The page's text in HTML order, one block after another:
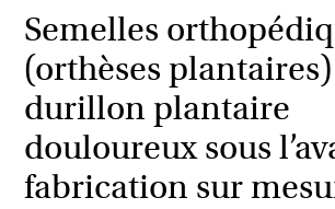
Semelles
(orthèses
durillon plantaire
douloureux sous
fabrication sur